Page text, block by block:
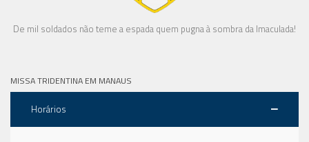
De mil soldados não teme a espada quem pugna à sombra da Imaculada!
MISSA TRIDENTINA EM MANAUS
Horários